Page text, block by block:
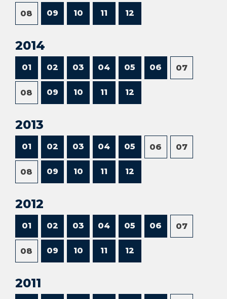
08 09 10 11 12
2014
01 02 03 04 05 06 07
08 09 10 11 12
2013
01 02 03 04 05 06 07
08 09 10 11 12
2012
01 02 03 04 05 06 07
08 09 10 11 12
2011